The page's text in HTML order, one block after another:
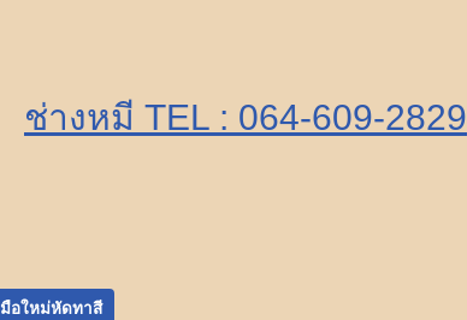
ช่างหมี TEL : 064-609-2829
มือใหม่หัดทาสี